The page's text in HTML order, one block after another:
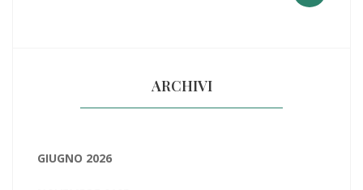
ARCHIVI
GIUGNO 2026